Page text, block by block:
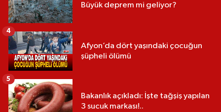
Büyük deprem mi geliyor?
Afyon’da dört yaşındaki çocuğun
şüpheli ölümü
4
Bakanlık açıkladı: İşte tağşiş yapılan
3 sucuk markası!..
5